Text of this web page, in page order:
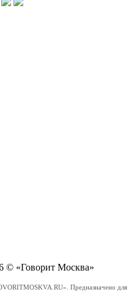
© «Говорит Москва»
Предназначено для